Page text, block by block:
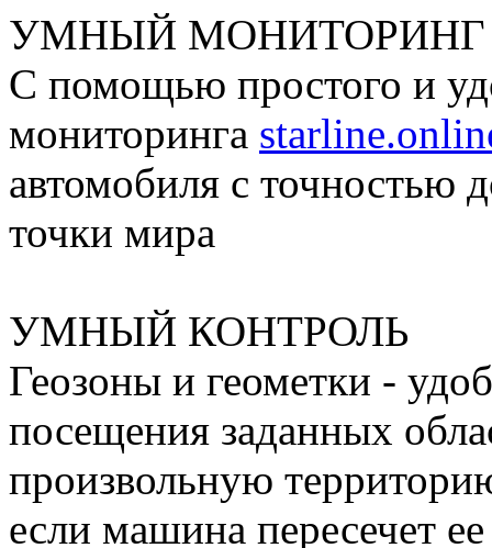
УМНЫЙ МОНИТОРИНГ
С помощью простого и
мониторинга
автомобиля с точностью
точки мира
УМНЫЙ КОНТРОЛЬ
Геозоны и геометки -
посещения заданных
произвольную
если машина пересечет